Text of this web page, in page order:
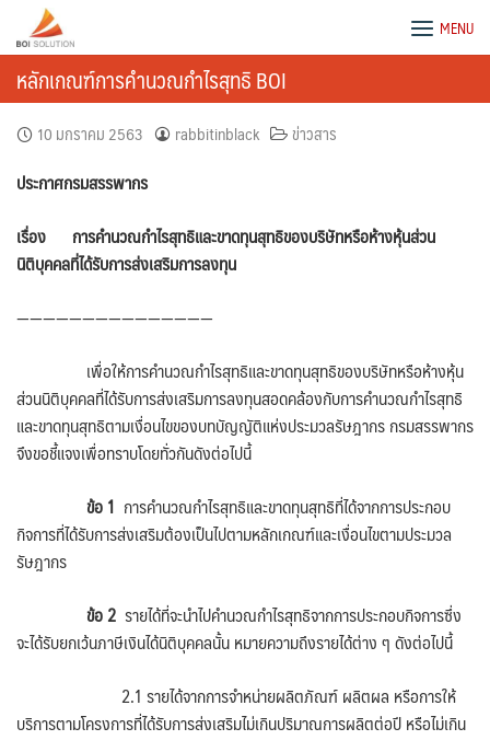
content
BOI Solution MENU
หลักเกณฑ์การคำนวณกำไรสุทธิ BOI
10 มกราคม 2563 rabbitinblack ข่าวสาร
ประกาศกรมสรรพากร
เรื่อง
การคำนวณกำไรสุทธิและขาดทุนสุทธิของบริษัทหรือห้างหุ้นส่วน
นิติบุคคลที่ได้รับการส่งเสริมการลงทุน
———————————————
เพื่อให้การคำนวณกำไรสุทธิและขาดทุนสุทธิของบริษัทหรือห้างหุ้น
ส่วนนิติบุคคลที่ได้รับการส่งเสริมการลงทุนสอดคล้องกับการคำนวณกำไรสุทธิ
และขาดทุนสุทธิตามเงื่อนไขของบทบัญญัติแห่งประมวลรัษฎากร กรมสรรพากร
จึงขอชี้แจงเพื่อทราบโดยทั่วกันดังต่อไปนี้
ข้อ1 การคำนวณกำไรสุทธิและขาดทุนสุทธิที่ได้จากการประกอบ
กิจการที่ได้รับการส่งเสริมต้องเป็นไปตามหลักเกณฑ์และเงื่อนไขตามประมวล
รัษฎากร
ข้อ2 รายได้ที่จะนำไปคำนวณกำไรสุทธิจากการประกอบกิจการซึ่ง
จะได้รับยกเว้นภาษีเงินได้นิติบุคคลนั้น หมายความถึงรายได้ต่าง ๆ ดังต่อไปนี้
2.1 รายได้จากการจำหน่ายผลิตภัณฑ์ ผลิตผล หรือการให้
บริการตามโครงการที่ได้รับการส่งเสริมไม่เกินปริมาณการผลิตต่อปี หรือไม่เกิน